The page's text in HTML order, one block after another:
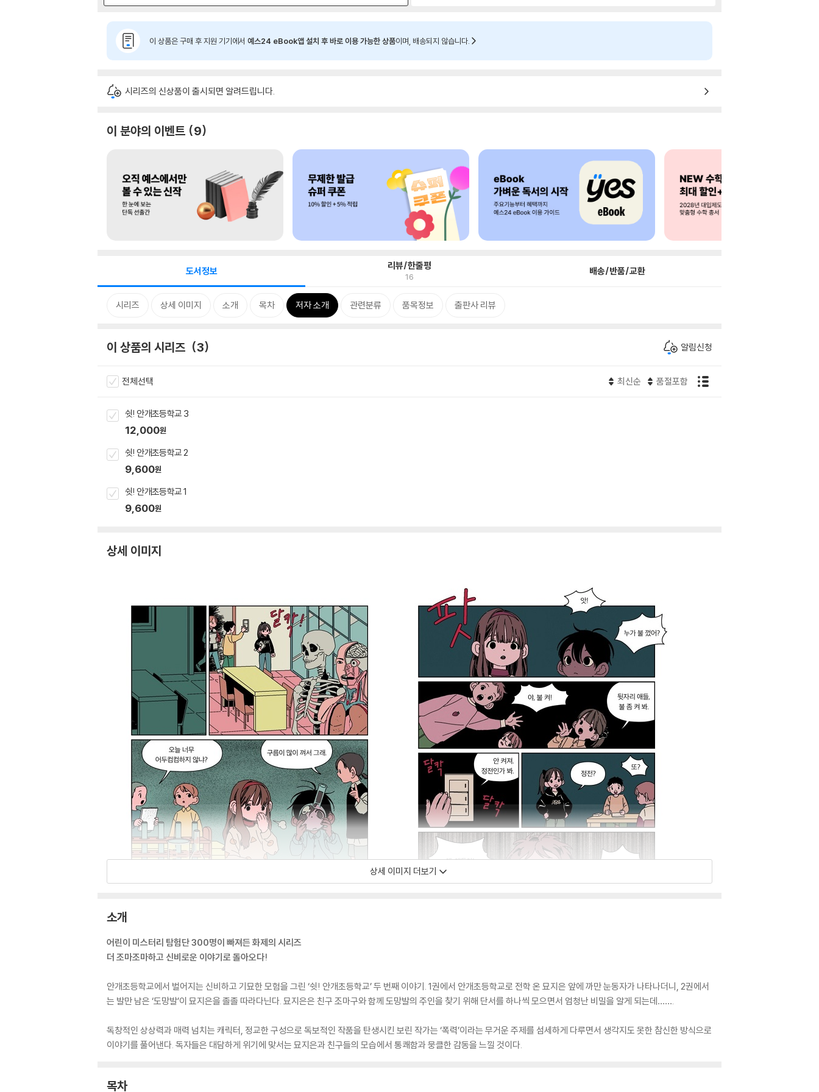
이 상품은 구매 후 지원 기기에서 예스24 eBook앱 설치 후 바로 이용 가능한 상품이며, 배송되지 않습니다.
시리즈의 신상품이 출시되면 알려드립니다.
이 분야의 이벤트 9
도서정보 리뷰/한줄평
16 배송/반품/교환
시리즈 상세 이미지 소개 목차 저자 소개 관련분류 품목정보 출판사 리뷰
이 상품의 시리즈 3 알림신청
전체선택 최신순 품절포함
쉿! 안개초등학교 3
12,000원
쉿! 안개초등학교 2
9,600원
쉿! 안개초등학교 1
9,600원
상세 이미지
상세 이미지 더보기
소개
어린이 미스터리 탐험단 300명이 빠져든 화제의 시리즈
더 조마조마하고 신비로운 이야기로 돌아오다!
안개초등학교에서 벌어지는 신비하고 기묘한 모험을 그린 ‘쉿! 안개초등학교’ 두 번째 이야기. 1권에서 안개초등학교로 전학 온 묘지은 앞에 까만 눈동자가 나타나더니, 2권에서
는 발만 남은 ‘도망발’이 묘지은을 졸졸 따라다닌다. 묘지은은 친구 조마구와 함께 도망발의 주인을 찾기 위해 단서를 하나씩 모으면서 엄청난 비밀을 알게 되는데…….
독창적인 상상력과 매력 넘치는 캐릭터, 정교한 구성으로 독보적인 작품을 탄생시킨 보린 작가는 ‘폭력’이라는 무거운 주제를 섬세하게 다루면서 생각지도 못한 참신한 방식으로
이야기를 풀어낸다. 독자들은 대담하게 위기에 맞서는 묘지은과 친구들의 모습에서 통쾌함과 뭉클한 감동을 느낄 것이다.
목차